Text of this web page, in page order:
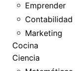
Emprender
Contabilidad
Marketing
Cocina
Ciencia